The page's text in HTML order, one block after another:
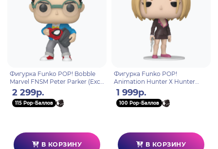
Фигурка Funko POP! Bobble
Marvel FNSM Peter Parker (Exc)
(1531) 87225
2 299р.
115 Pop-Баллов
В КОРЗИНУ
Фигурка Funko POP!
Animation Hunter Х Hunter
Pakunoda (1565) 75585
1 999р.
100 Pop-Баллов
В КОРЗИНУ